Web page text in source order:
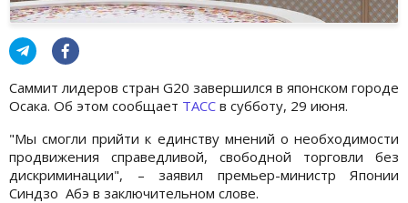
Саммит лидеров стран G20 завершился в японском городе
Осака. Об этом сообщает ТАСС в субботу, 29 июня.
"Мы смогли прийти к единству мнений о необходимости
продвижения справедливой, свободной торговли без
дискриминации", – заявил премьер-министр Японии
Синдзо Абэ в заключительном слове.